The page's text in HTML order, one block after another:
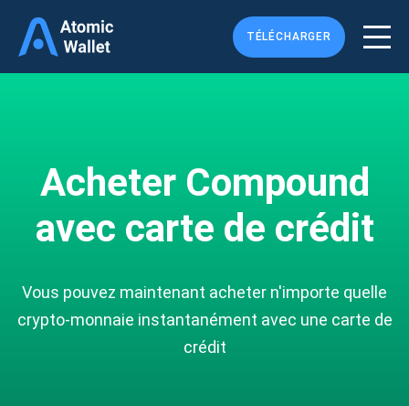
TÉLÉCHARGER
Acheter Compound
avec carte de crédit
Vous pouvez maintenant acheter n'importe quelle
crypto-monnaie instantanément avec une carte de
crédit